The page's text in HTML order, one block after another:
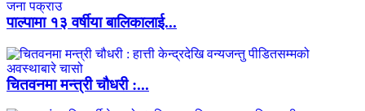
पाल्पामा १३ वर्षीया बालिकालाई...
चितवनमा मन्त्री चौधरी :...